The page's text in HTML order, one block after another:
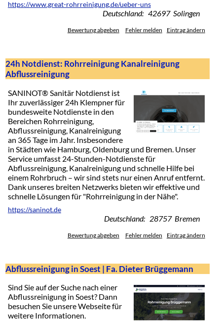
https://www.great-rohrreinigung.de/ueber-uns
Deutschland: 42697 Solingen
Bewertung abgeben Fehler melden Eintrag ändern
24h Notdienst: Rohrreinigung Kanalreinigung
Abflussreinigung
SANINOT® Sanitär Notdienst ist
Ihr zuverlässiger 24h Klempner für
bundesweite Notdienste in den
Bereichen Rohrreinigung,
Abflussreinigung, Kanalreinigung
an 365 Tage im Jahr. Insbesondere
in Städten wie Hamburg, Oldenburg und Bremen. Unser
Service umfasst 24-Stunden-Notdienste für
Abflussreinigung, Kanalreinigung und schnelle Hilfe bei
einem Rohrbruch – wir sind stets nur einen Anruf entfernt.
Dank unseres breiten Netzwerks bieten wir effektive und
schnelle Lösungen für "Rohrreinigung in der Nähe".
https://saninot.de
Deutschland: 28757 Bremen
Bewertung abgeben Fehler melden Eintrag ändern
Abflussreinigung in Soest | Fa. Dieter Brüggemann
Sind Sie auf der Suche nach einer
Abflussreinigung in Soest? Dann
besuchen Sie unsere Webseite für
weitere Informationen.